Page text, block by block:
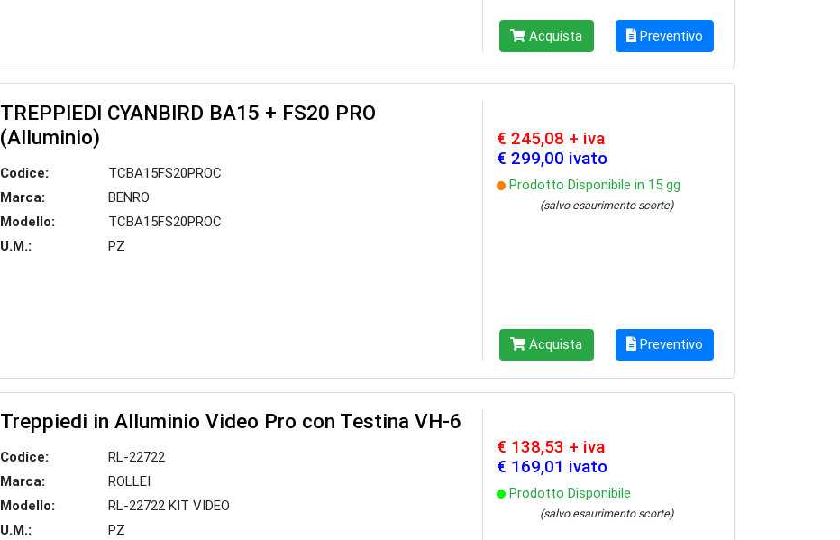
Acquista Preventivo
TREPPIEDI CYANBIRD BA15 + FS20 PRO
(Alluminio)
Codice:
TCBA15FS20PROC
Marca:
BENRO
Modello:
TCBA15FS20PROC
U.M.:
PZ
€ 245,08 + iva
€ 299,00 ivato
Prodotto Disponibile in 15 gg
(salvo esaurimento scorte)
Acquista Preventivo
Treppiedi in Alluminio Video Pro con Testina VH-6
Codice:
RL-22722
Marca:
ROLLEI
Modello:
RL-22722 KIT VIDEO
U.M.:
PZ
€ 138,53 + iva
€ 169,01 ivato
Prodotto Disponibile
(salvo esaurimento scorte)